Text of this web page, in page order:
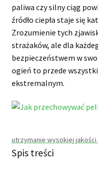
paliwa czy silny ciąg
źródło ciepła staje się
Zrozumienie tych
strażaków, ale dla
bezpieczeństwem w
ogień to przede
ekstremalnym.
utrzymanie wysokiej jakości
Spis treści